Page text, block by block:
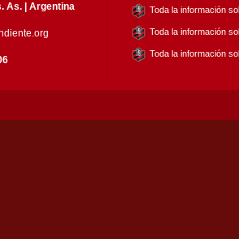
As. | Argentina Toda la información
Toda la información
Toda la información